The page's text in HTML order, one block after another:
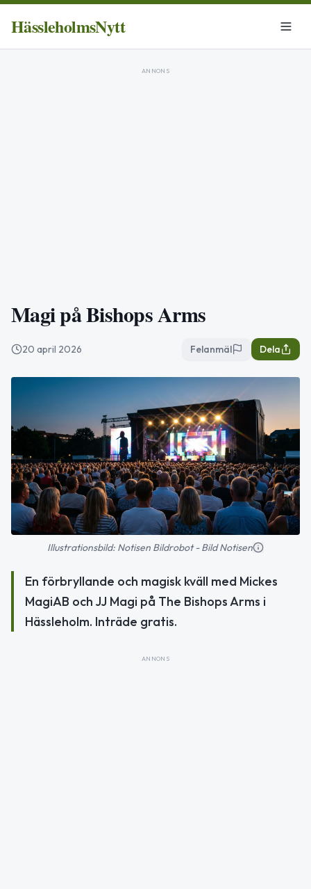
HässleholmsNytt
ANNONS
Magi på Bishops Arms
20 april 2026 Felanmäl Dela
Illustrationsbild: Notisen Bildrobot - Bild Notisen
En förbryllande och magisk kväll med Mickes
MagiAB och JJ Magi på The Bishops Arms i
Hässleholm. Inträde gratis.
ANNONS